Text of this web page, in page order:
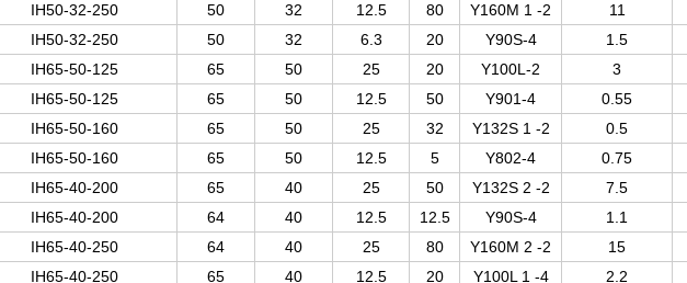
IH50-32-250
50 32 12.5 80 Y160M 1 -2 11
IH50-32-250
50 32 6.3 20 Y90S-4 1.5
IH65-50-125
65 50 25 20 Y100L-2 3
IH65-50-125
65 50 12.5 50 Y901-4 0.55
IH65-50-160
65 50 25 32 Y132S 1 -2 0.5
IH65-50-160
65 50 12.5 5 Y802-4 0.75
IH65-40-200
65 40 25 50 Y132S 2 -2 7.5
IH65-40-200
64 40 12.5 12.5 Y90S-4 1.1
IH65-40-250
64 40 25 80 Y160M 2 -2 15
IH65-40-250
65 40 12.5 20 Y100L 1 -4 2.2